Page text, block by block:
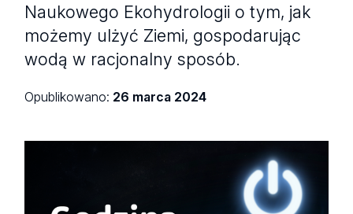
Naukowego Ekohydrologii o tym, jak
możemy ulżyć Ziemi, gospodarując
wodą w racjonalny sposób.
Opublikowano: 26 marca 2024